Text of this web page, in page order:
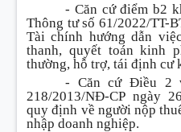
- Căn cứ điểm b2
Thông tư số 61/2022/TT-
Tài chính hướng dẫn
thanh, quyết toán kinh
thường, hỗ trợ, tái định cư
- Căn cứ Điều 2
218/2013/NĐ-CP ngày
quy định về người nộp
nhập doanh nghiệp.